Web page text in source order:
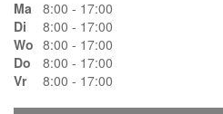
Ma
8:00 - 17:00
Di
8:00 - 17:00
Wo 8:00 - 17:00
Do
8:00 - 17:00
Vr
8:00 - 17:00